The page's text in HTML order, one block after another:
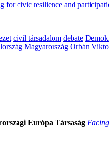
civic resilience and
civil társadalom debate
Magyarország Orbán
Európa Társaság